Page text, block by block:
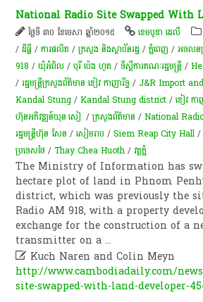
National Radio Site Swapped With
ថ្ងៃទី ៣០ ខែមេសា ឆ្នាំ២០១៥ ខេមបូឌា ដេលី
/ដីធ្លី /ការផលិត​ /ក្រសួង និងស្ថាប័នរដ្ឋ /ភ្នំពេញ /អចលន
918 /ឃុំ​អំពិល /បុរី ប៉េង ហួត/ទីស្តីការគណៈរដ្ឋមន្រ្តី /
/រដ្ឋមន្រ្តីក្រសួងព័ត៌មាន ខៀវ កាញារីទ្ធ /J&R Import
Kandal Stung /Kandal Stung district /ខៀវ កា
ហ៊ុន​​អ​ភិ​វឌ្ឍ​ន៍ឃុ​ន​ សៀ ​​​ /ក្រសួងព័ត៌មាន /National
រដ្ឋមន្ត្រីហ៊ុន សែន /សៀមរាប /Siem Reap City Hall
ប្រទេសថៃ /Thay Chea Huoth /​វត្ត​ភ្នំ
The Ministry of Information has
hectare plot of land in Phnom
district, which was previously the
Radio AM 918, with a property
exchange for the construction of a
transmitter on a...
 Kuch Naren and Colin Meyn
http://www.cambodiadaily.com/
site-swapped-with-land-developer-